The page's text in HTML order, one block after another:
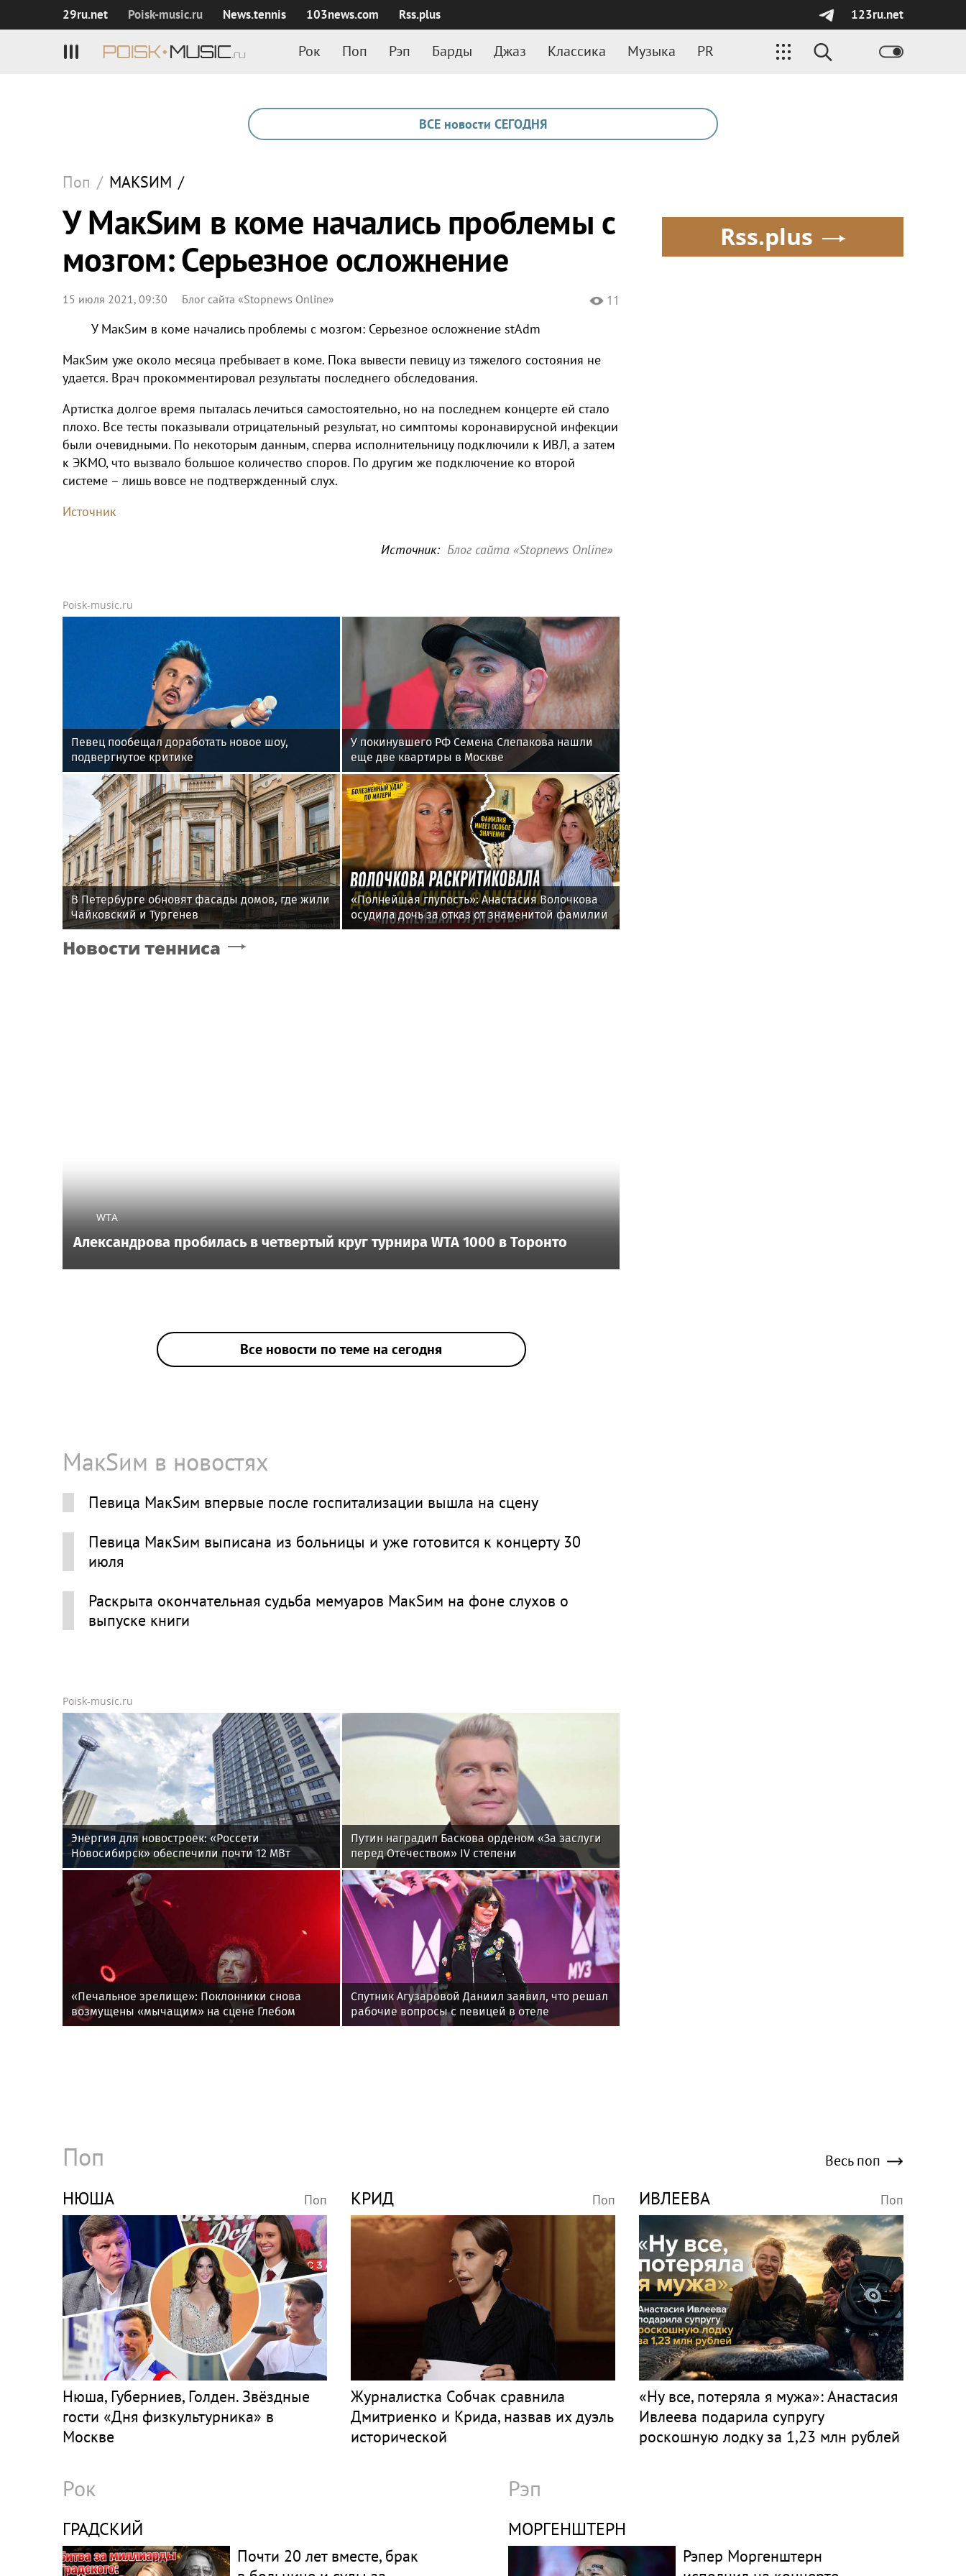
29ru.net Poisk‑music.ru News.tennis 103news.com Rss.plus 123ru.net
Рок Поп Рэп Барды Джаз Классика Музыка PR
ВСЕ новости СЕГОДНЯ
Поп / МАКSИМ /
У МакSим в коме начались проблемы с
мозгом: Серьезное осложнение
15 июля 2021, 09:30 Блог сайта «Stopnews Online» 11
У МакSим в коме начались проблемы с мозгом: Серьезное осложнение stAdm
МакSим уже около месяца пребывает в коме. Пока вывести певицу из тяжелого состояния не
удается. Врач прокомментировал результаты последнего обследования.
Артистка долгое время пыталась лечиться самостоятельно, но на последнем концерте ей стало
плохо. Все тесты показывали отрицательный результат, но симптомы коронавирусной инфекции
были очевидными. По некоторым данным, сперва исполнительницу подключили к ИВЛ, а затем
к ЭКМО, что вызвало большое количество споров. По другим же подключение ко второй
системе – лишь вовсе не подтвержденный слух.
Источник
Источник: Блог сайта «Stopnews Online»
Poisk-music.ru
Певец пообещал доработать новое шоу,
подвергнутое критике
У покинувшего РФ Семена Слепакова нашли
еще две квартиры в Москве
В Петербурге обновят фасады домов, где жили
Чайковский и Тургенев
«Полнейшая глупость»: Анастасия Волочкова
осудила дочь за отказ от знаменитой фамилии
Новости тенниса
WTA
Александрова пробилась в четвертый круг турнира WTA 1000 в Торонто
Все новости по теме на сегодня
МакSим в новостях
Певица МакSим впервые после госпитализации вышла на сцену
Певица МакSим выписана из больницы и уже готовится к концерту 30
июля
Раскрыта окончательная судьба мемуаров МакSим на фоне слухов о
выпуске книги
Poisk-music.ru
Энергия для новостроек: «Россети
Новосибирск» обеспечили почти 12 МВт
мощности для новых жилых кварталов
Путин наградил Баскова орденом «За заслуги
перед Отечеством» IV степени
«Печальное зрелище»: Поклонники снова
возмущены «мычащим» на сцене Глебом
Самойловым
Спутник Агузаровой Даниил заявил, что решал
рабочие вопросы с певицей в отеле
Rss.plus
Поп Весь поп
НЮША Поп
Нюша, Губерниев, Голден. Звёздные
гости «Дня физкультурника» в
Москве
КРИД Поп
Журналистка Собчак сравнила
Дмитриенко и Крида, назвав их дуэль
исторической
ИВЛЕЕВА Поп
«Ну все, потеряла я мужа»: Анастасия
Ивлеева подарила супругу
роскошную лодку за 1,23 млн рублей
Рок
ГРАДСКИЙ
Почти 20 лет вместе, брак
Рэп
МОРГЕНШТЕРН
Рэпер Моргенштерн